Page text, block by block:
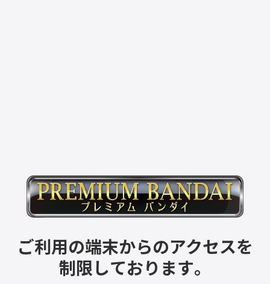
ご利用の端末からのアクセスを
制限しております。